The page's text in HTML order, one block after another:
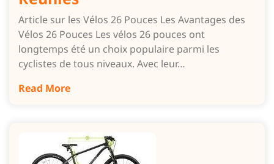
Article sur les Vélos 26 Pouces Les Avantages des
Vélos 26 Pouces Les vélos 26 pouces ont
longtemps été un choix populaire parmi les
cyclistes de tous niveaux. Avec leur…
Read More